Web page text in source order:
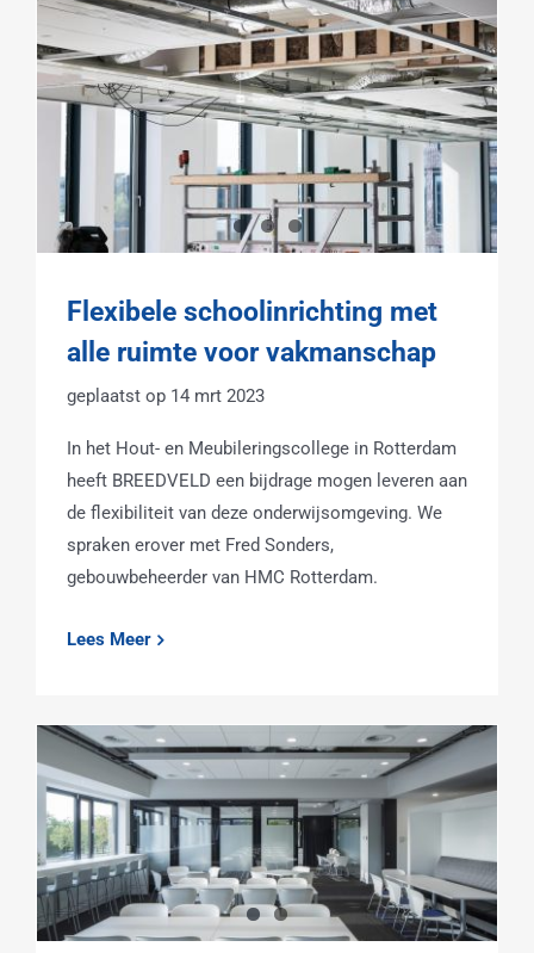
Flexibele schoolinrichting met
alle ruimte voor vakmanschap
14 mrt 2023
In het Hout- en Meubileringscollege in Rotterdam
heeft BREEDVELD een bijdrage mogen leveren aan
de flexibiliteit van deze onderwijsomgeving. We
spraken erover met Fred Sonders,
gebouwbeheerder van HMC Rotterdam.
Lees Meer